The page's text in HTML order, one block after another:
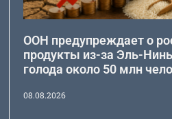
ООН предупреждает о
продукты из-за Эль-
голода около 50 млн
08.08.2026